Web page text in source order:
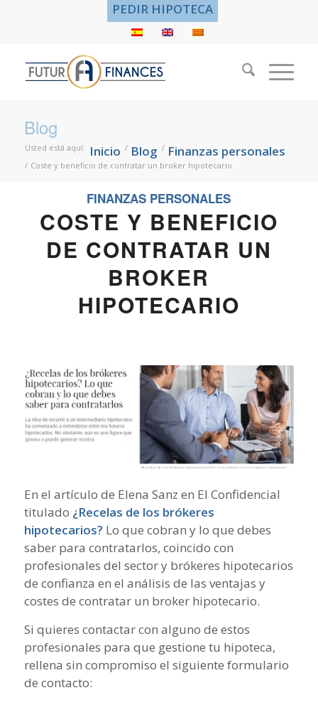
PEDIR HIPOTECA
Blog
Usted está aquí: Inicio / Blog / Finanzas personales
/ Coste y beneficio de contratar un broker hipotecario
FINANZAS PERSONALES
COSTE Y BENEFICIO
DE CONTRATAR UN
BROKER
HIPOTECARIO
En el artículo de Elena Sanz en El Confidencial
titulado ¿Recelas de los brókeres
hipotecarios? Lo que cobran y lo que debes
saber para contratarlos, coincido con
profesionales del sector y brókeres hipotecarios
de confianza en el análisis de las ventajas y
costes de contratar un broker hipotecario.
Si quieres contactar con alguno de estos
profesionales para que gestione tu hipoteca,
rellena sin compromiso el siguiente formulario
de contacto: